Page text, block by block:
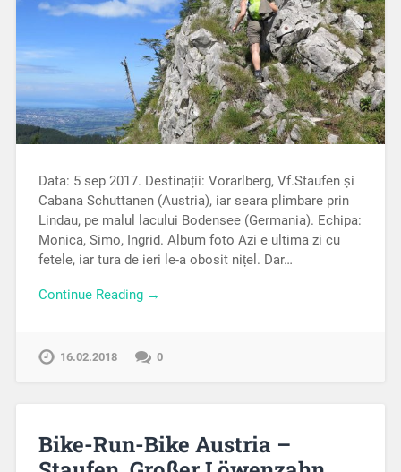
Data: 5 sep 2017. Destinații: Vorarlberg, Vf.Staufen și
Cabana Schuttanen (Austria), iar seara plimbare prin
Lindau, pe malul lacului Bodensee (Germania). Echipa:
Monica, Simo, Ingrid. Album foto Azi e ultima zi cu
fetele, iar tura de ieri le-a obosit nițel. Dar…
Continue Reading →
16.02.2018 0
Bike-Run-Bike Austria –